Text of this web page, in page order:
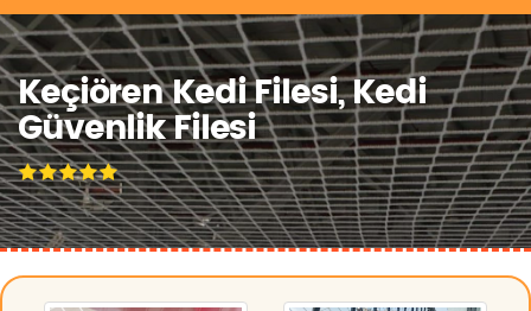
Keçiören Kedi Filesi, Kedi
Güvenlik Filesi